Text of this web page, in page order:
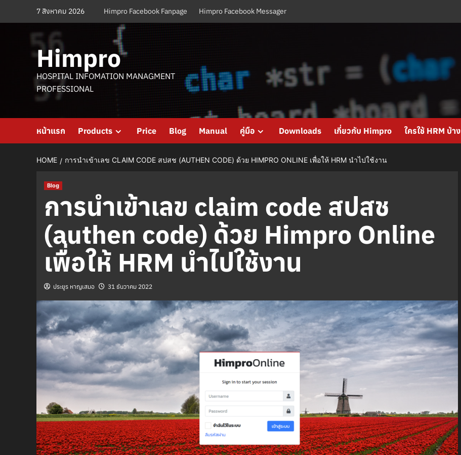
7 สิงหาคม 2026 Himpro Facebook Fanpage Himpro Facebook Messager
Himpro
HOSPITAL INFOMATION MANAGMENT
PROFESSIONAL
หน้าแรก Products Price Blog Manual คู่มือ Downloads เกี่ยวกับ Himpro ใครใช้ HRM บ้าง
HOME การนำเข้าเลข CLAIM CODE สปสช (AUTHEN CODE) ด้วย HIMPRO ONLINE เพื่อให้ HRM นำไปใช้งาน
Blog
การนำเข้าเลข claim code สปสช
(authen code) ด้วย Himpro Online
เพื่อให้ HRM นำไปใช้งาน
ประยูร หาญเสมอ 31 ธันวาคม 2022